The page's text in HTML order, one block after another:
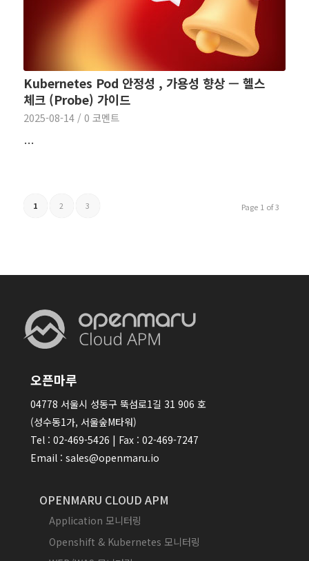
Kubernetes Pod 안정성 , 가용성 향상 — 헬스
체크 (Probe) 가이드
2025-08-14 / 0 코멘트
…
Page 1 of 3
1 2 3
오픈마루
04778 서울시 성동구 뚝섬로1길 31 906 호
(성수동1가, 서울숲M타워)
Tel : 02-469-5426 | Fax : 02-469-7247
Email : sales@openmaru.io
OPENMARU CLOUD APM
Application 모니터링
Openshift & Kubernetes 모니터링